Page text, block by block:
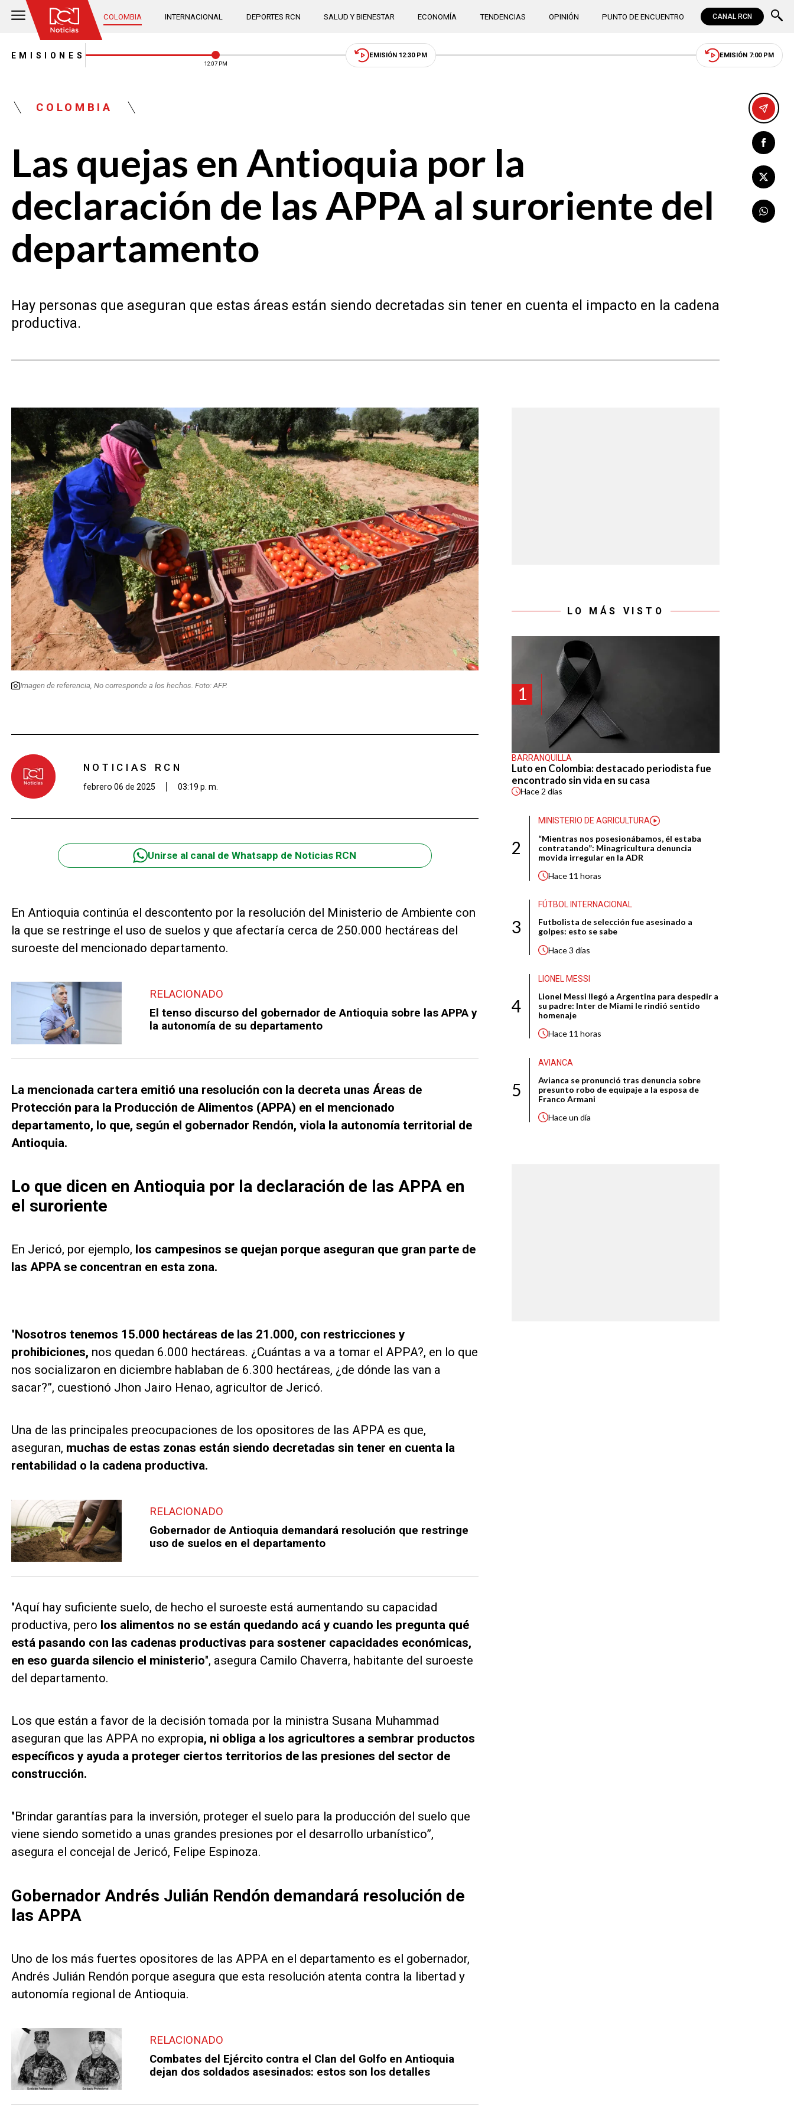
COLOMBIA INTERNACIONAL DEPORTES RCN SALUD Y BIENESTAR ECONOMÍA TENDENCIAS OPINIÓN PUNTO DE ENCUENTRO CANAL RCN
EMISIONES
12:07 PM
EMISIÓN 12:30 PM EMISIÓN 7:00 PM
COLOMBIA
Las quejas en Antioquia por la
declaración de las APPA al suroriente del
departamento
Hay personas que aseguran que estas áreas están siendo decretadas sin tener en cuenta el impacto en la cadena
productiva.
Imagen de referencia, No corresponde a los hechos. Foto: AFP.
NOTICIAS RCN
febrero 06 de 2025 03:19 p. m.
Unirse al canal de Whatsapp de Noticias RCN
En Antioquia continúa el descontento por la resolución del Ministerio de Ambiente con
la que se restringe el uso de suelos y que afectaría cerca de 250.000 hectáreas del
suroeste del mencionado departamento.
RELACIONADO
El tenso discurso del gobernador de Antioquia sobre las APPA y
la autonomía de su departamento
La mencionada cartera emitió una resolución con la decreta unas Áreas de
Protección para la Producción de Alimentos (APPA) en el mencionado
departamento, lo que, según el gobernador Rendón, viola la autonomía territorial de
Antioquia.
Lo que dicen en Antioquia por la declaración de las APPA en
el suroriente
En Jericó, por ejemplo, los campesinos se quejan porque aseguran que gran parte de
las APPA se concentran en esta zona.
"Nosotros tenemos 15.000 hectáreas de las 21.000, con restricciones y
prohibiciones, nos quedan 6.000 hectáreas. ¿Cuántas a va a tomar el APPA?, en lo que
nos socializaron en diciembre hablaban de 6.300 hectáreas, ¿de dónde las van a
sacar?”, cuestionó Jhon Jairo Henao, agricultor de Jericó.
Una de las principales preocupaciones de los opositores de las APPA es que,
aseguran, muchas de estas zonas están siendo decretadas sin tener en cuenta la
rentabilidad o la cadena productiva.
RELACIONADO
Gobernador de Antioquia demandará resolución que restringe
uso de suelos en el departamento
"Aquí hay suficiente suelo, de hecho el suroeste está aumentando su capacidad
productiva, pero los alimentos no se están quedando acá y cuando les pregunta qué
está pasando con las cadenas productivas para sostener capacidades económicas,
en eso guarda silencio el ministerio", asegura Camilo Chaverra, habitante del suroeste
del departamento.
Los que están a favor de la decisión tomada por la ministra Susana Muhammad
aseguran que las APPA no expropia, ni obliga a los agricultores a sembrar productos
específicos y ayuda a proteger ciertos territorios de las presiones del sector de
construcción.
"Brindar garantías para la inversión, proteger el suelo para la producción del suelo que
viene siendo sometido a unas grandes presiones por el desarrollo urbanístico”,
asegura el concejal de Jericó, Felipe Espinoza.
Gobernador Andrés Julián Rendón demandará resolución de
las APPA
Uno de los más fuertes opositores de las APPA en el departamento es el gobernador,
Andrés Julián Rendón porque asegura que esta resolución atenta contra la libertad y
autonomía regional de Antioquia.
RELACIONADO
Combates del Ejército contra el Clan del Golfo en Antioquia
dejan dos soldados asesinados: estos son los detalles
LO MÁS VISTO
1
BARRANQUILLA
Luto en Colombia: destacado periodista fue
encontrado sin vida en su casa
Hace2 días
2
MINISTERIO DE AGRICULTURA
“Mientras nos posesionábamos, él estaba
contratando”: Minagricultura denuncia
movida irregular en la ADR
Hace 11 horas
3
FÚTBOL INTERNACIONAL
Futbolista de selección fue asesinado a
golpes: esto se sabe
Hace3 días
4
LIONEL MESSI
Lionel Messi llegó a Argentina para despedir a
su padre: Inter de Miami le rindió sentido
homenaje
Hace 11 horas
5
AVIANCA
Avianca se pronunció tras denuncia sobre
presunto robo de equipaje a la esposa de
Franco Armani
Haceun día